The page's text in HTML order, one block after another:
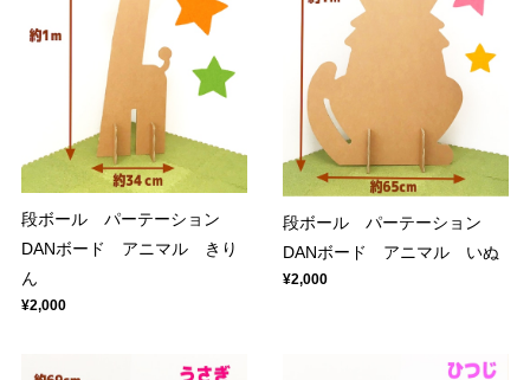
段ボール パーテーション
DANボード アニマル きり
ん
¥2,000
段ボール パーテーション
DANボード アニマル いぬ
¥2,000